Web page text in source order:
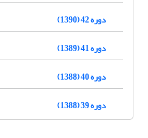
دوره 42 (1390)
دوره 41 (1389)
دوره 40 (1388)
دوره 39 (1388)